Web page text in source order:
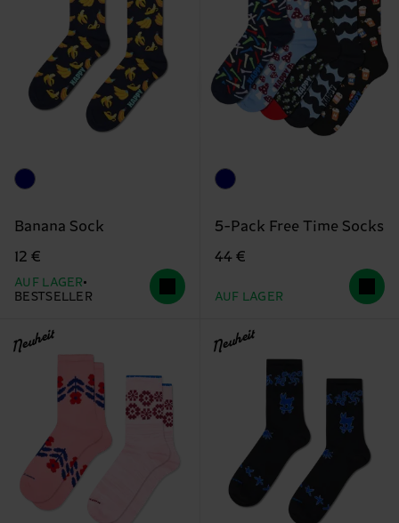
Banana Sock
12 €
AUF LAGER
BESTSELLER
5-Pack Free Time Socks
44 €
AUF LAGER
Neuheit Neuheit